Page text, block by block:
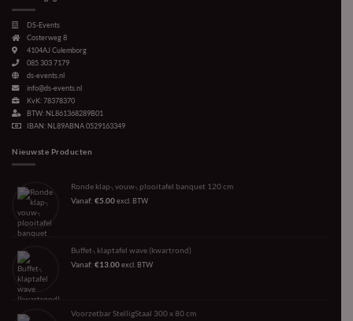
DS-Events
Costerweg 8
4104AJ Culemborg
085 303 7179
ds-events.nl
info@ds-events.nl
KvK: 78378370
BTW: NL861368289B01
IBAN: NL89ABNA 0529163349
Nieuwste Producten
Ronde klap-, vouw-, plooitafel banquet 120 cm
Vanaf: €5.00excl. BTW
Buffet-, klaptafel wave (kwartrond)
Vanaf: €13.00excl. BTW
Voorzetbar StelligStaal 300 x 80 cm